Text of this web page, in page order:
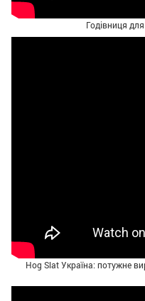
Годівниця
Hog Slat Україна: потужне